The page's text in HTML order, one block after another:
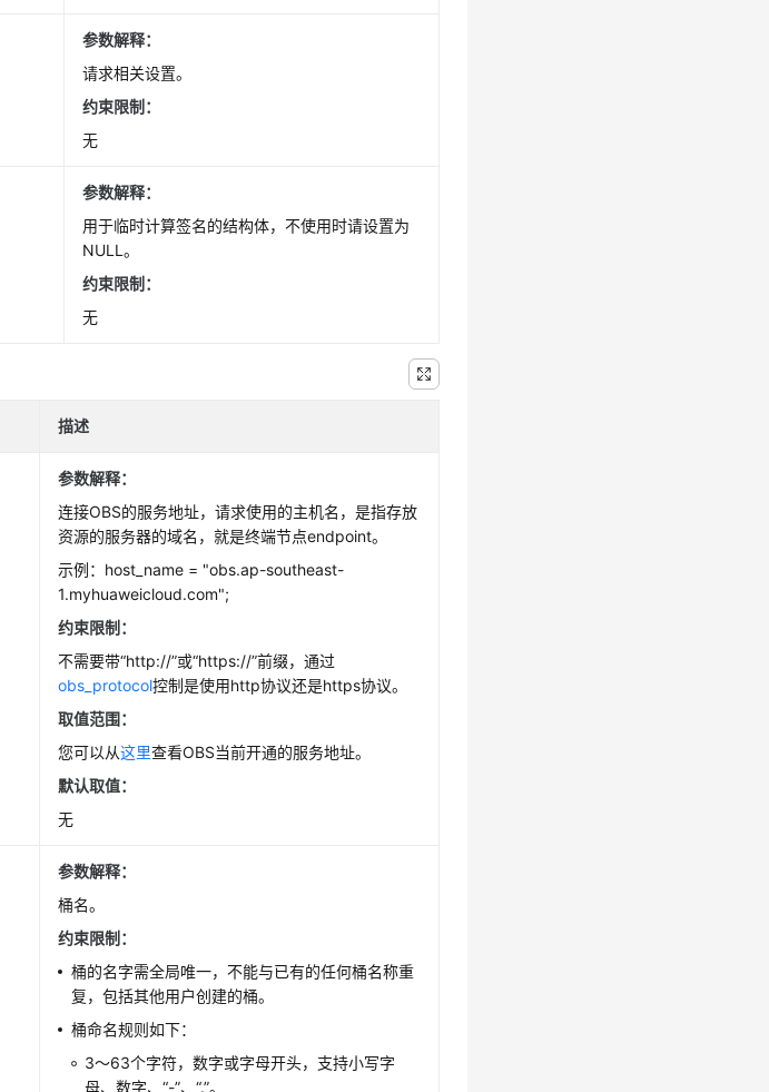
参数解释：
请求相关设置。
约束限制：
无
参数解释：
用于临时计算签名的结构体，不使用时请设置为
NULL。
约束限制：
无
描述
参数解释：
连接OBS的服务地址，请求使用的主机名，是指存放
资源的服务器的域名，就是终端节点endpoint。
示例：host_name = "obs.ap-southeast-
1.myhuaweicloud.com";
约束限制：
不需要带“http://”或“https://”前缀，通过
obs_protocol控制是使用http协议还是https协议。
取值范围：
您可以从这里查看OBS当前开通的服务地址。
默认取值：
无
参数解释：
桶名。
约束限制：
桶的名字需全局唯一，不能与已有的任何桶名称重
复，包括其他用户创建的桶。
桶命名规则如下：
3～63个字符，数字或字母开头，支持小写字
母、数字、“-”、“.”。